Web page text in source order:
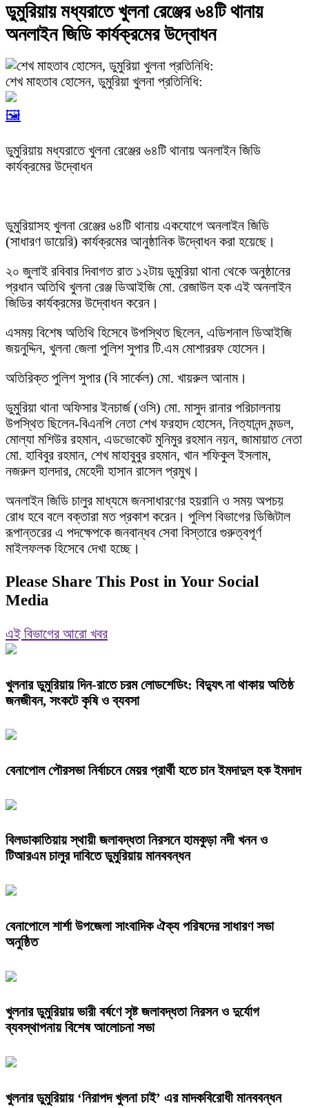
ডুমুরিয়ায় মধ্যরাতে খুলনা রেঞ্জের ৬৪টি থানায়
অনলাইন জিডি কার্যক্রমের উদ্বোধন
শেখ মাহতাব হোসেন, ডুমুরিয়া খুলনা প্রতিনিধি:
🖼️
ডুমুরিয়ায় মধ্যরাতে খুলনা রেঞ্জের ৬৪টি থানায় অনলাইন জিডি
কার্যক্রমের উদ্বোধন
ডুমুরিয়াসহ খুলনা রেঞ্জের ৬৪টি থানায় একযোগে অনলাইন জিডি
(সাধারণ ডায়েরি) কার্যক্রমের আনুষ্ঠানিক উদ্বোধন করা হয়েছে।
২০ জুলাই রবিবার দিবাগত রাত ১২টায় ডুমুরিয়া থানা থেকে অনুষ্ঠানের
প্রধান অতিথি খুলনা রেঞ্জ ডিআইজি মো. রেজাউল হক এই অনলাইন
জিডির কার্যক্রমের উদ্বোধন করেন।
এসময় বিশেষ অতিথি হিসেবে উপস্থিত ছিলেন, এডিশনাল ডিআইজি
জয়নুদ্দিন, খুলনা জেলা পুলিশ সুপার টি.এম মোশাররফ হোসেন।
অতিরিক্ত পুলিশ সুপার (বি সার্কেল) মো. খায়রুল আনাম।
ডুমুরিয়া থানা অফিসার ইনচার্জ (ওসি) মো. মাসুদ রানার পরিচালনায়
উপস্থিত ছিলেন-বিএনপি নেতা শেখ ফরহাদ হোসেন, নিত্যানন্দ মন্ডল,
মোল্যা মশিউর রহমান, এডভোকেট মুনিমুর রহমান নয়ন, জামায়াত নেতা
মো. হাবিবুর রহমান, শেখ মাহাবুবুর রহমান, খান শফিকুল ইসলাম,
নজরুল হালদার, মেহেদী হাসান রাসেল প্রমুখ।
অনলাইন জিডি চালুর মাধ্যমে জনসাধারণের হয়রানি ও সময় অপচয়
রোধ হবে বলে বক্তারা মত প্রকাশ করেন। পুলিশ বিভাগের ডিজিটাল
রূপান্তরের এ পদক্ষেপকে জনবান্ধব সেবা বিস্তারে গুরুত্বপূর্ণ
মাইলফলক হিসেবে দেখা হচ্ছে।
Please Share This Post in Your Social
Media
এই বিভাগের আরো খবর
খুলনার ডুমুরিয়ায় দিন-রাতে চরম লোডশেডিং: বিদ্যুৎ না থাকায় অতিষ্ঠ
জনজীবন, সংকটে কৃষি ও ব্যবসা
বেনাপোল পৌরসভা নির্বাচনে মেয়র প্রার্থী হতে চান ইমদাদুল হক ইমদাদ
বিলডাকাতিয়ায় স্থায়ী জলাবদ্ধতা নিরসনে হামকুড়া নদী খনন ও
টিআরএম চালুর দাবিতে ডুমুরিয়ায় মানববন্ধন
বেনাপোলে শার্শা উপজেলা সাংবাদিক ঐক্য পরিষদের সাধারণ সভা
অনুষ্ঠিত
খুলনার ডুমুরিয়ায় ভারী বর্ষণে সৃষ্ট জলাবদ্ধতা নিরসন ও দুর্যোগ
ব্যবস্থাপনায় বিশেষ আলোচনা সভা
খুলনার ডুমুরিয়ায় ‘নিরাপদ খুলনা চাই’ এর মাদকবিরোধী মানববন্ধন